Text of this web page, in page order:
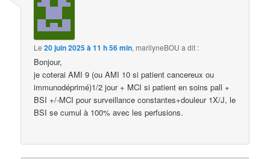
Le20 juin 2025 à 11 h 56 min, marilyneBOU a dit :
Bonjour,
je coterai AMI 9 (ou AMI 10 si patient cancereux ou
immunodéprimé)1/2 jour + MCI si patient en soins pall +
BSI +/-MCI pour surveillance constantes+douleur 1X/J, le
BSI se cumul à 100% avec les perfusions.